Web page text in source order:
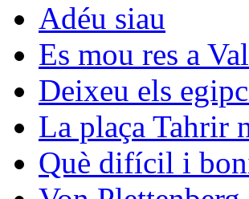
Adéu siau
Es mou res a
Deixeu els
La plaça Tahrir
Què difícil i